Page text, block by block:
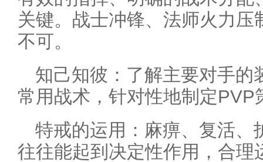
关键。战士冲锋、法师火力
不可。
知己知彼：了解主要对手的
常用战术，针对性地制定PVP
特戒的运用：麻痹、复活、
往往能起到决定性作用，合理